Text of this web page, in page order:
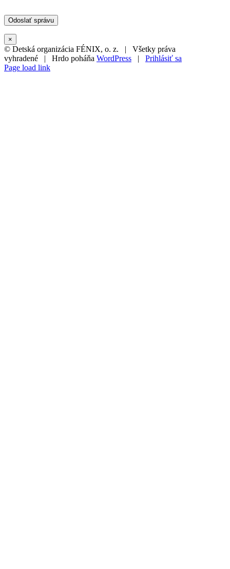
×
© Detská organizácia FÉNIX, o. z. | Všetky práva
vyhradené | Hrdo poháňa WordPress | Prihlásiť sa
Page load link